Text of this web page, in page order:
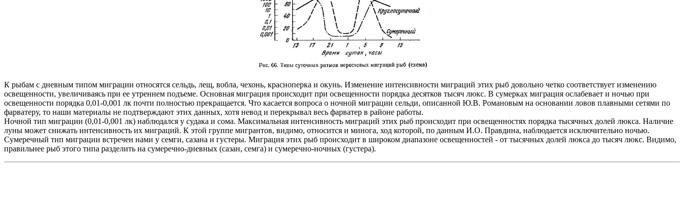
К рыбам с дневным типом миграции относятся сельдь, лещ, вобла, чехонь, красноперка и окунь. Изменение интенсивности миграций этих рыб довольно четко соответствует изменению
освещенности, увеличиваясь при ее утреннем подъеме. Основная миграция происходит при освещенности порядка десятков тысяч люкс. В сумерках миграция ослабевает и ночью при
освещенности порядка 0,01-0,001 лк почти полностью прекращается. Что касается вопроса о ночной миграции сельди, описанной Ю.В. Романовым на основании ловов плавными сетями по
фарватеру, то наши материалы не подтверждают этих данных, хотя невод и перекрывал весь фарватер в районе работы.
Ночной тип миграции (0,01-0,001 лк) наблюдался у судака и сома. Максимальная интенсивность миграций этих рыб происходит при освещенностях порядка тысячных долей люкса. Наличие
луны может снижать интенсивность их миграций. К этой группе мигрантов, видимо, относится и минога, ход которой, по данным И.О. Правдина, наблюдается исключительно ночью.
Сумеречный тип миграции встречен нами у семги, сазана и густеры. Миграция этих рыб происходит в широком диапазоне освещенностей - от тысячных долей люкса до тысяч люкс. Видимо,
правильнее рыб этого типа разделить на сумеречно-дневных (сазан, семга) и сумеречно-ночных (густера).